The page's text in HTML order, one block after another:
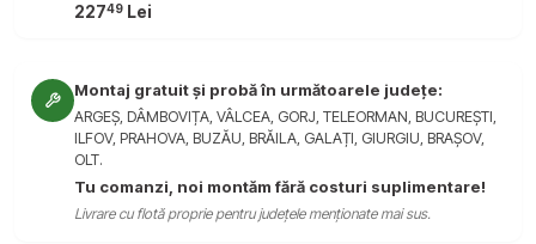
22749 Lei
Montaj gratuit și probă în următoarele județe:
ARGEȘ, DÂMBOVIȚA, VÂLCEA, GORJ, TELEORMAN, BUCUREȘTI,
ILFOV, PRAHOVA, BUZĂU, BRĂILA, GALAȚI, GIURGIU, BRAȘOV,
OLT.
Tu comanzi, noi montăm fără costuri suplimentare!
Livrare cu flotă proprie pentru județele menționate mai sus.